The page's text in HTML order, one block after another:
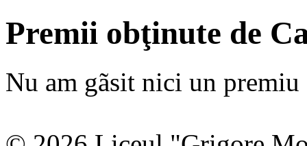
Premii obţinute de
Nu am gãsit nici un premiu